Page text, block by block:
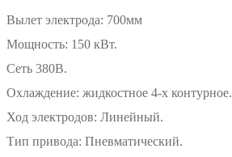
Вылет электрода: 700мм
Мощность: 150 кВт.
Сеть 380В.
Охлаждение: жидкостное 4-х контурное.
Ход электродов: Линейный.
Тип привода: Пневматический.